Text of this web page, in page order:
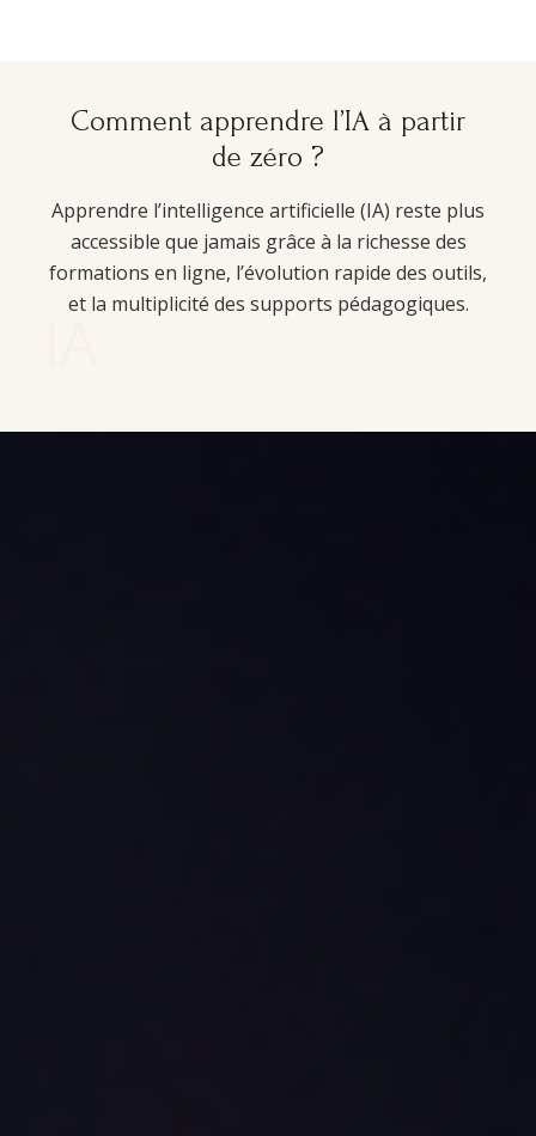
Comment apprendre l’IA à partir
de zéro ?
Apprendre l’intelligence artificielle (IA) reste plus
accessible que jamais grâce à la richesse des
formations en ligne, l’évolution rapide des outils,
et la multiplicité des supports pédagogiques.